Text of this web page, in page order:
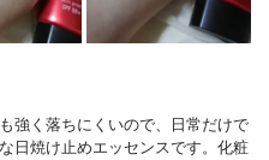
強く落ちにくいので、日常だけで
日焼け止めエッセンスです。化粧